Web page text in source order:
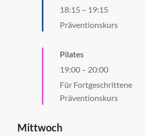
18:15 – 19:15
Präventionskurs
Pilates
19:00 – 20:00
Für Fortgeschrittene
Präventionskurs
Mittwoch